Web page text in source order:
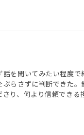
を聞いてみたい程度
らさずに判断できた
り、何より信頼でき